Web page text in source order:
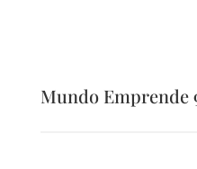
Mundo Emprende